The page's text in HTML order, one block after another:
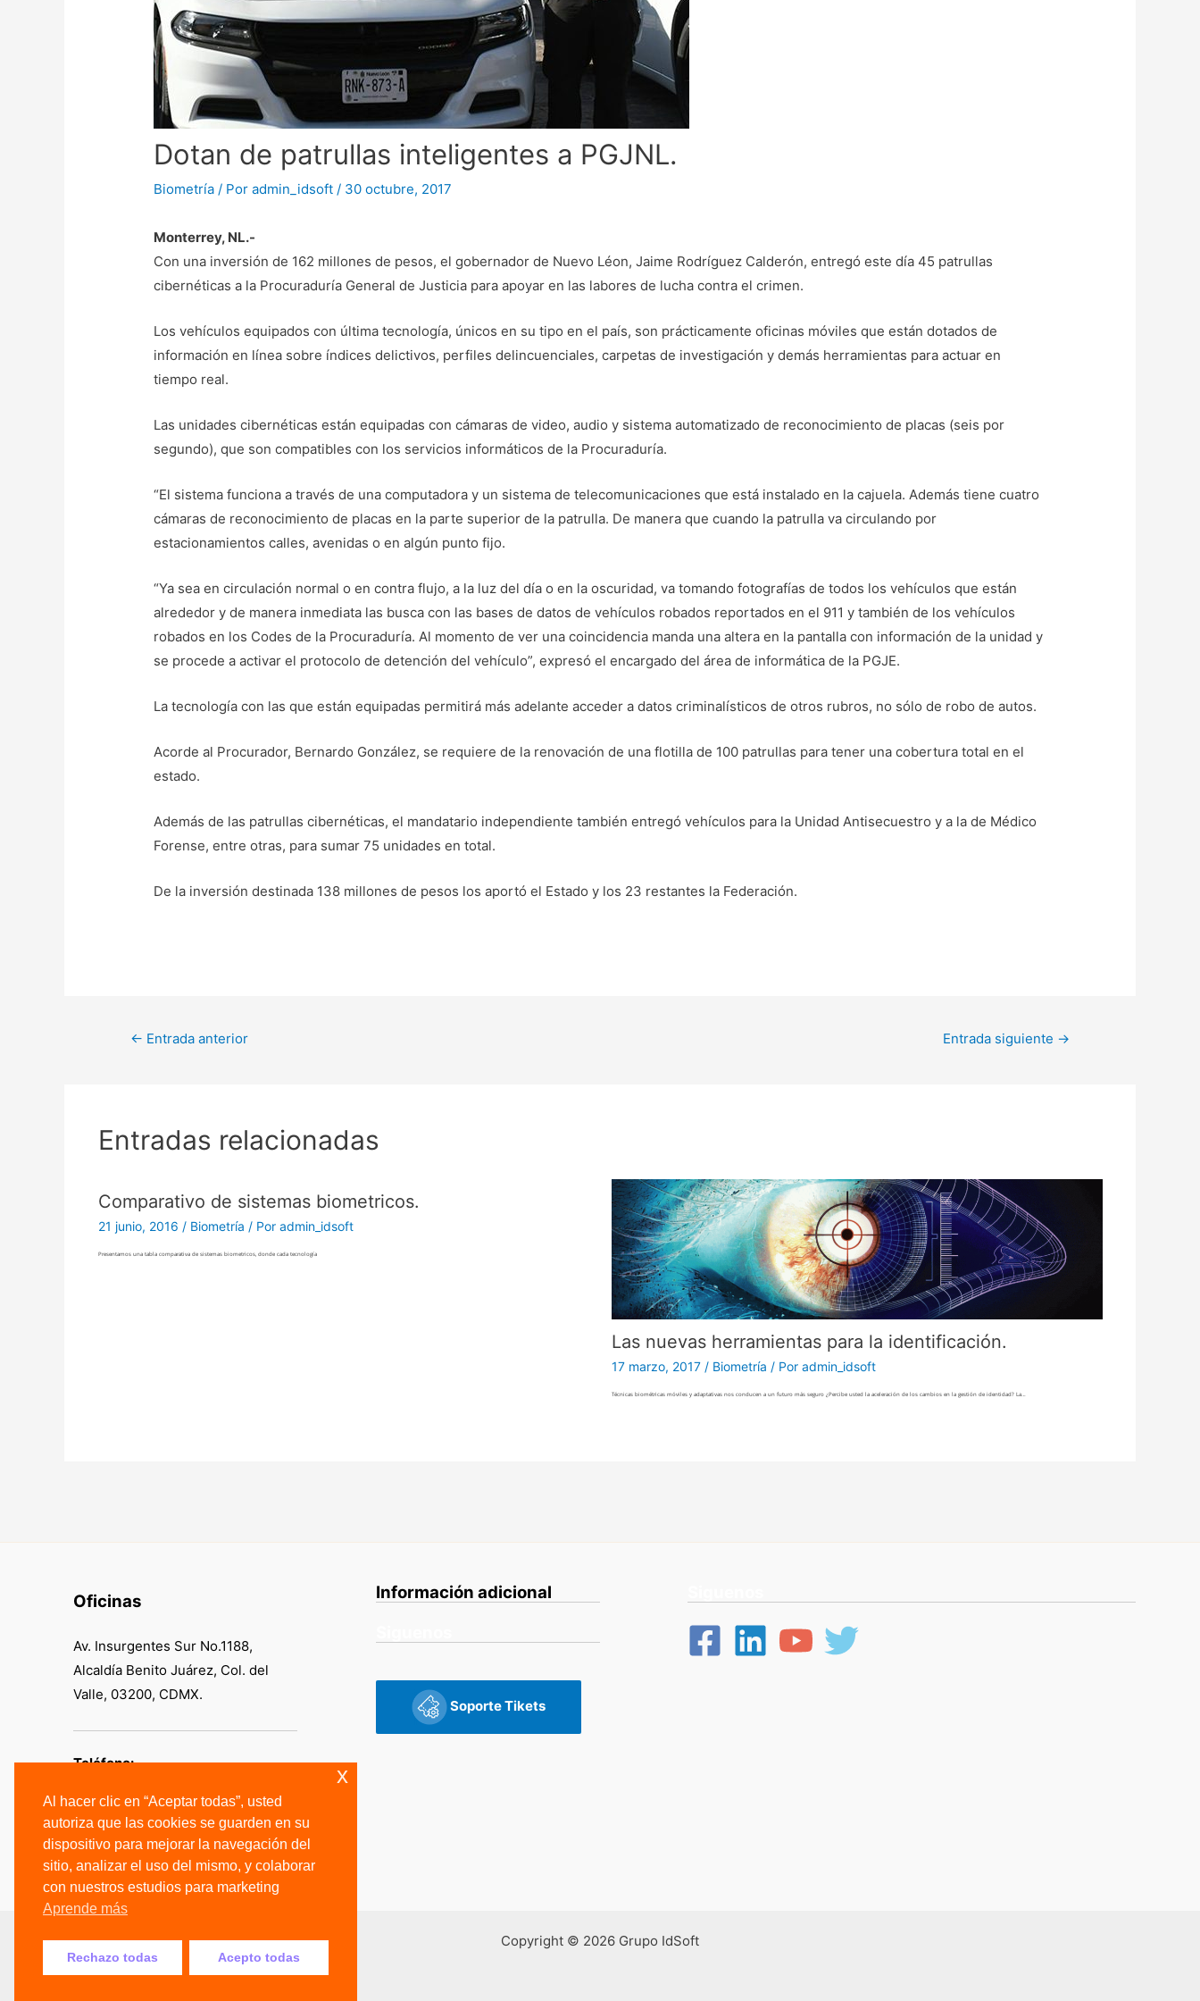
Dotan de patrullas inteligentes a PGJNL.
Biometría / Poradmin_idsoft/ 30 octubre, 2017
Monterrey, NL.-
Con una inversión de 162 millones de pesos, el gobernador de Nuevo Léon, Jaime Rodríguez Calderón, entregó este día 45 patrullas
cibernéticas a la Procuraduría General de Justicia para apoyar en las labores de lucha contra el crimen.
Los vehículos equipados con última tecnología, únicos en su tipo en el país, son prácticamente oficinas móviles que están dotados de
información en línea sobre índices delictivos, perfiles delincuenciales, carpetas de investigación y demás herramientas para actuar en
tiempo real.
Las unidades cibernéticas están equipadas con cámaras de video, audio y sistema automatizado de reconocimiento de placas (seis por
segundo), que son compatibles con los servicios informáticos de la Procuraduría.
“El sistema funciona a través de una computadora y un sistema de telecomunicaciones que está instalado en la cajuela. Además tiene cuatro
cámaras de reconocimiento de placas en la parte superior de la patrulla. De manera que cuando la patrulla va circulando por
estacionamientos calles, avenidas o en algún punto fijo.
“Ya sea en circulación normal o en contra flujo, a la luz del día o en la oscuridad, va tomando fotografías de todos los vehículos que están
alrededor y de manera inmediata las busca con las bases de datos de vehículos robados reportados en el 911 y también de los vehículos
robados en los Codes de la Procuraduría. Al momento de ver una coincidencia manda una altera en la pantalla con información de la unidad y
se procede a activar el protocolo de detención del vehículo”, expresó el encargado del área de informática de la PGJE.
La tecnología con las que están equipadas permitirá más adelante acceder a datos criminalísticos de otros rubros, no sólo de robo de autos.
Acorde al Procurador, Bernardo González, se requiere de la renovación de una flotilla de 100 patrullas para tener una cobertura total en el
estado.
Además de las patrullas cibernéticas, el mandatario independiente también entregó vehículos para la Unidad Antisecuestro y a la de Médico
Forense, entre otras, para sumar 75 unidades en total.
De la inversión destinada 138 millones de pesos los aportó el Estado y los 23 restantes la Federación.
← Entrada anterior Entrada siguiente →
Entradas relacionadas
Comparativo de sistemas biometricos.
21 junio, 2016 / Biometría / Por admin_idsoft
Presentamos una tabla comparativa de sistemas biometricos, donde cada tecnología
Las nuevas herramientas para la identificación.
17 marzo, 2017 / Biometría / Por admin_idsoft
Técnicas biométricas móviles y adaptativas nos conducen a un futuro más seguro ¿Percibe usted la aceleración de los cambios en la gestión de identidad? La…
Oficinas
Av. Insurgentes Sur No.1188,
Alcaldía Benito Juárez, Col. del
Valle, 03200, CDMX.
Teléfono:
+52 55 2454 4361
+52 55 3626 9941
Información adicional
Soporte Tikets
Copyright © 2026 Grupo IdSoft
Al hacer clic en “Aceptar todas”, usted
autoriza que las cookies se guarden en su
dispositivo para mejorar la navegación del
sitio, analizar el uso del mismo, y colaborar
con nuestros estudios para marketing
Aprende más
Rechazo todas Acepto todas
x